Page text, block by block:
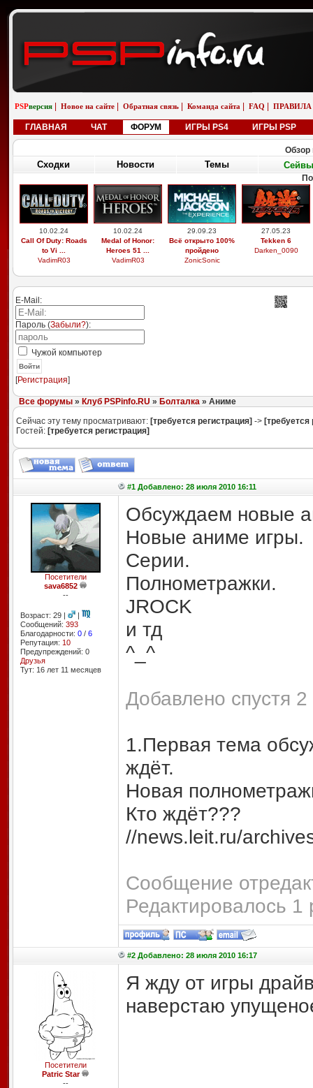
PSPверсия Новое на сайте Обратная связь Команда сайта FAQ ПРАВИЛА
ГЛАВНАЯ ЧАТ ФОРУМ ИГРЫ PS4 ИГРЫ PSP
Обзор
Сходки Новости Темы Сейвы
29.03.26
Выдающиеся
звери, легоси ...
M9xxsi
19.02.26
Бугатти вейрон
возле реки
iosifreshetnik
01.01.26
saab 9-5 универсал
aero
saabinside
01.01.26
saab 9-5 универсал
снег
E-Mail:
Пароль (Забыли?):
Чужой компьютер
Войти
[Регистрация]
Все форумы» Клуб PSPinfo.RU » Болталка» Аниме
Сейчас эту тему просматривают: [требуется регистрация] -> [требуется
Гостей: [требуется регистрация]
#1 Добавлено: 28 июля 2010 16:11
Посетители
sava6852
--
Возраст: 29 |
|
Сообщений: 393
Благодарности: 0/ 6
Репутация: 10
Предупреждений: 0
Друзья
Тут: 16 лет 11 месяцев
Обсуждаем новые
Новые аниме игры.
Серии.
Полнометражки.
JROCK
и тд
^_^
Добавлено спустя
1.Первая тема
ждёт.
Новая
Кто ждёт???
//news.leit.ru/
Сообщение
Редактировалось 1
#2 Добавлено: 28 июля 2010 16:17
Посетители
Patric Star
--
Я жду от игры
наверстаю